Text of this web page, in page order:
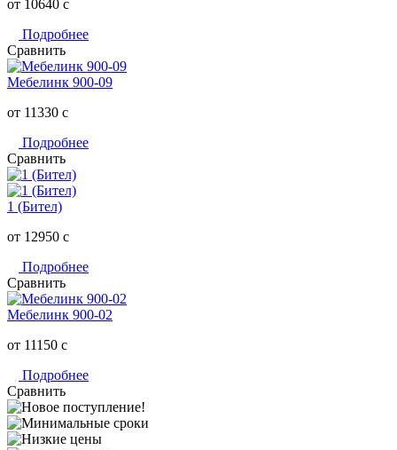
от 10640 c
Подробнее
Сравнить
Мебелинк 900-09
от 11330 c
Подробнее
Сравнить
1 (Бител)
от 12950 c
Подробнее
Сравнить
Мебелинк 900-02
от 11150 c
Подробнее
Сравнить